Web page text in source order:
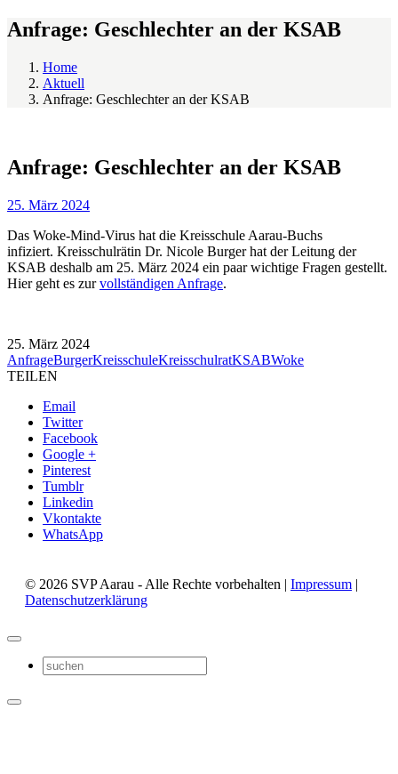
Anfrage: Geschlechter an der KSAB
Home
Aktuell
Anfrage: Geschlechter an der KSAB
Anfrage: Geschlechter an der KSAB
25. März 2024
Das Woke-Mind-Virus hat die Kreisschule Aarau-Buchs
infiziert. Kreisschulrätin Dr. Nicole Burger hat der Leitung der
KSAB deshalb am 25. März 2024 ein paar wichtige Fragen gestellt.
Hier geht es zurvollständigen Anfrage.
25. März 2024
AnfrageBurgerKreisschuleKreisschulratKSABWoke
TEILEN
Email
Twitter
Facebook
Google +
Pinterest
Tumblr
Linkedin
Vkontakte
WhatsApp
© 2026 SVP Aarau - Alle Rechte vorbehalten | Impressum |
Datenschutzerklärung